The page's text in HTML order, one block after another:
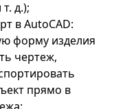
д.);
в AutoCAD:
форму изделия
чертеж,
прямо в